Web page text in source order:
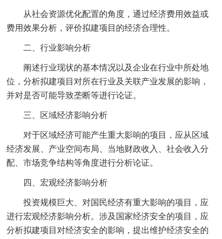
从社会资源优化配置的角度，通过经济费用效益或
费用效果分析，评价拟建项目的经济合理性。
二、行业影响分析
阐述行业现状的基本情况以及企业在行业中所处地
位，分析拟建项目对所在行业及关联产业发展的影响，
并对是否可能导致垄断等进行论证。
三、区域经济影响分析
对于区域经济可能产生重大影响的项目，应从区域
经济发展、产业空间布局、当地财政收入、社会收入分
配、市场竞争结构等角度进行分析论证。
四、宏观经济影响分析
投资规模巨大、对国民经济有重大影响的项目，应
进行宏观经济影响分析。涉及国家经济安全的项目，应
分析拟建项目对经济安全的影响，提出维护经济安全的